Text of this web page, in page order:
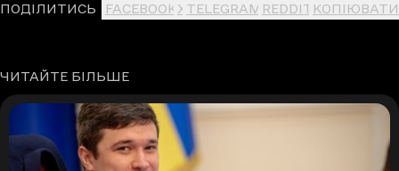
ПОДІЛИТИСЬ FACEBOOK X TELEGRAM REDDIT КОПІЮВАТИ
ЧИТАЙТЕ БІЛЬШЕ